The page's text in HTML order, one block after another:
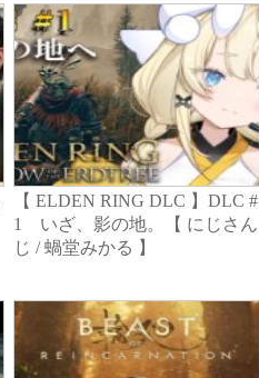
【 ELDEN RING DLC 】DLC #
1 いざ、影の地。【 にじさん
じ / 蝸堂みかる 】